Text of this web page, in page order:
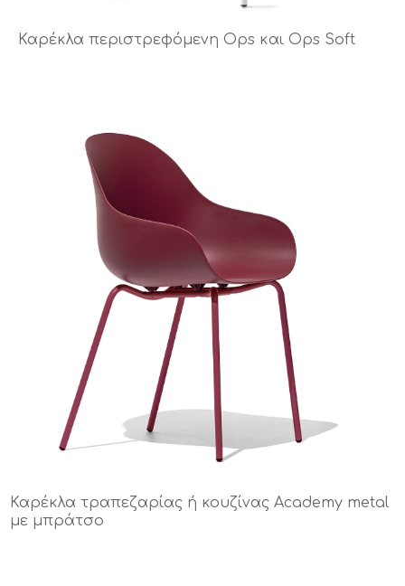
Καρέκλα περιστρεφόμενη Ops και Ops Soft
Καρέκλα τραπεζαρίας ή κουζίνας Academy metal
με μπράτσο